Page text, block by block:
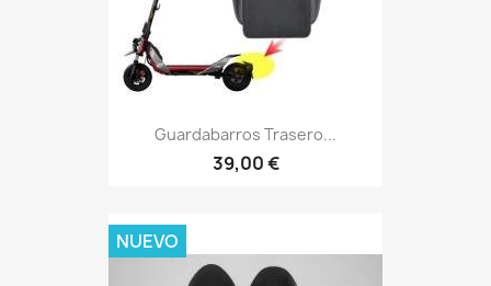
Guardabarros Trasero...
39,00 €
NUEVO